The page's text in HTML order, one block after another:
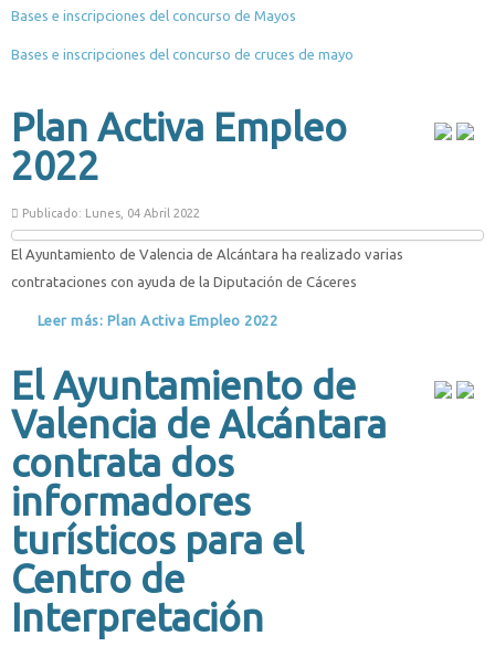
Bases e inscripciones del concurso de Mayos
Bases e inscripciones del concurso de cruces de mayo
Plan Activa Empleo
2022
Publicado: Lunes, 04 Abril 2022
El Ayuntamiento de Valencia de Alcántara ha realizado varias
contrataciones con ayuda de la Diputación de Cáceres
Leer más: Plan Activa Empleo 2022
El Ayuntamiento de
Valencia de Alcántara
contrata dos
informadores
turísticos para el
Centro de
Interpretación